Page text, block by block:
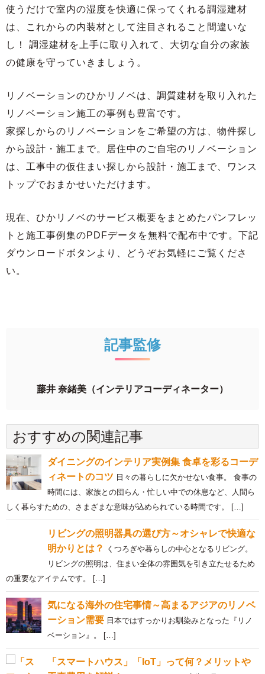
使うだけで室内の湿度を快適に保ってくれる調湿建材
は、これからの内装材として注目されること間違いな
し！ 調湿建材を上手に取り入れて、大切な自分の家族
の健康を守っていきましょう。
リノベーションのひかリノベは、調質建材を取り入れた
リノベーション施工の事例も豊富です。
家探しからのリノベーションをご希望の方は、物件探し
から設計・施工まで。居住中のご自宅のリノベーション
は、工事中の仮住まい探しから設計・施工まで、ワンス
トップでおまかせいただけます。
現在、ひかリノベのサービス概要をまとめたパンフレッ
トと施工事例集のPDFデータを無料で配布中です。下記
ダウンロードボタンより、どうぞお気軽にご覧くださ
い。
記事監修
藤井 奈緒美（インテリアコーディネーター）
おすすめの関連記事
ダイニングのインテリア実例集 食卓を彩るコーデ
ィネートのコツ
時間には、家族との団らん・忙しい中での休息など、人間ら
しく暮らすための、さまざまな意味が込められている時間です。 […]
リビングの照明器具の選び方～オシャレで快適な
明かりとは？ くつろぎや暮らしの中心となるリビング。
リビングの照明は、住まい全体の雰囲気を引き立たせるため